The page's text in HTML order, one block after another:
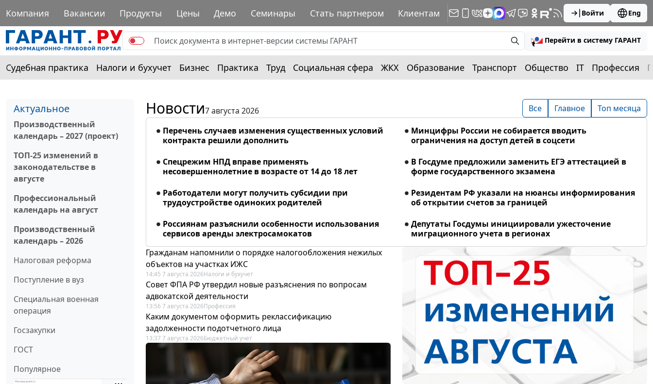
Компания Вакансии Продукты Цены Демо Семинары Стать партнером Клиентам Войти Eng
Перейти в систему ГАРАНТ
Судебная практика Налоги и бухучет Бизнес Практика Труд Социальная сфера ЖКХ Образование Транспорт Общество IT Профессия
Актуальное
Производственный
календарь – 2027 (проект)
ТОП-25 изменений в
законодательстве в
августе
Профессиональный
календарь на август
Производственный
календарь – 2026
Налоговая реформа
Поступление в вуз
Специальная военная
операция
Госзакупки
ГОСТ
Популярное
Новости7 августа 2026 Все Главное Топ месяца
Перечень случаев изменения существенных условий
контракта решили дополнить
Минцифры России не собирается вводить
ограничения на доступ детей в соцсети
Спецрежим НПД вправе применять
несовершеннолетние в возрасте от 14 до 18 лет
В Госдуме предложили заменить ЕГЭ аттестацией в
форме государственного экзамена
Работодатели могут получить субсидии при
трудоустройстве одиноких родителей
Резидентам РФ указали на нюансы информирования
об открытии счетов за границей
Россиянам разъяснили особенности использования
сервисов аренды электросамокатов
Депутаты Госдумы инициировали ужесточение
миграционного учета в регионах
Гражданам напомнили о порядке налогообложения нежилых
объектов на участках ИЖС
14:45 7 августа 2026Налоги и бухучет
Совет ФПА РФ утвердил новые разъяснения по вопросам
адвокатской деятельности
13:56 7 августа 2026Профессия
Каким документом оформить реклассификацию
задолженности подотчетного лица
13:37 7 августа 2026Бюджетный учет